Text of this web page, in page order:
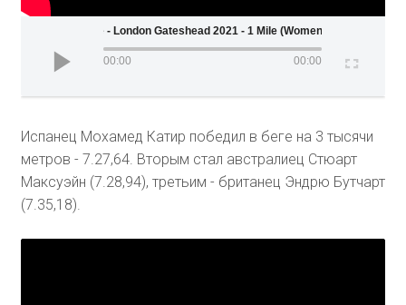
Wanda Diamond League - London Gateshead 2021 - 1 Mile (Women)
00:00 00:00
Испанец Мохамед Катир победил в беге на 3 тысячи
метров - 7.27,64. Вторым стал австралиец Стюарт
Максуэйн (7.28,94), третьим - британец Эндрю Бутчарт
(7.35,18).